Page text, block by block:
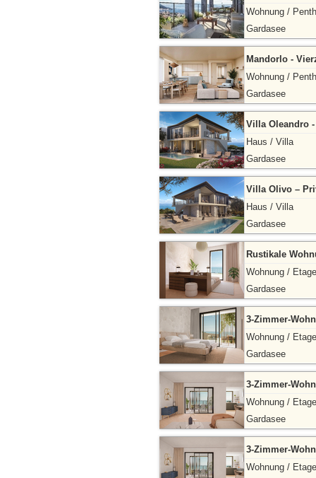
Wohnung /
Gardasee
Mandorlo -
Wohnung /
Gardasee
Villa Oleandro
Haus / Villa
Gardasee
Villa Olivo –
Haus / Villa
Gardasee
Rustikale
Wohnung / Etage
Gardasee
3-Zimmer-
Wohnung / Etage
Gardasee
3-Zimmer-
Wohnung / Etage
Gardasee
3-Zimmer-
Wohnung / Etage